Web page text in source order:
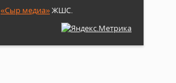
«Сыр медиа»ЖШС.